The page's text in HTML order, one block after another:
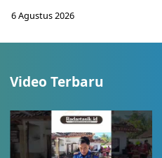
6 Agustus 2026
Video Terbaru